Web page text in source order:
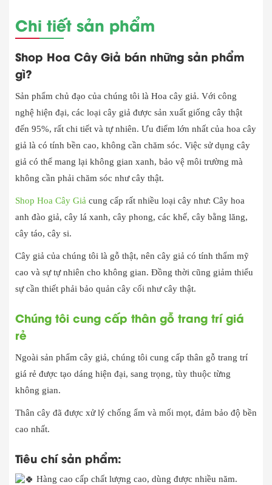
Chi tiết sản phẩm
Shop Hoa Cây Giả bán những sản phẩm
gì?
Sản phẩm chủ đạo của chúng tôi là Hoa cây giả. Với công
nghệ hiện đại, các loại cây giả được sản xuất giống cây thật
đến 95%, rất chi tiết và tự nhiên. Ưu điểm lớn nhất của hoa cây
giả là có tính bền cao, không cần chăm sóc. Việc sử dụng cây
giả có thể mang lại không gian xanh, bảo vệ môi trường mà
không cần phải chăm sóc như cây thật.
Shop Hoa Cây Giả cung cấp rất nhiều loại cây như: Cây hoa
anh đào giả, cây lá xanh, cây phong, các khế, cây bằng lăng,
cây táo, cây si.
Cây giả của chúng tôi là gỗ thật, nên cây giả có tính thẩm mỹ
cao và sự tự nhiên cho không gian. Đồng thời cũng giảm thiểu
sự cần thiết phải bảo quản cây cối như cây thật.
Chúng tôi cung cấp thân gỗ trang trí giá
rẻ
Ngoài sản phẩm cây giả, chúng tôi cung cấp thân gỗ trang trí
giá rẻ được tạo dáng hiện đại, sang trọng, tùy thuộc từng
không gian.
Thân cây đã được xử lý chống ẩm và mối mọt, đảm bảo độ bền
cao nhất.
Tiêu chí sản phẩm:
Hàng cao cấp chất lượng cao, dùng được nhiều năm.